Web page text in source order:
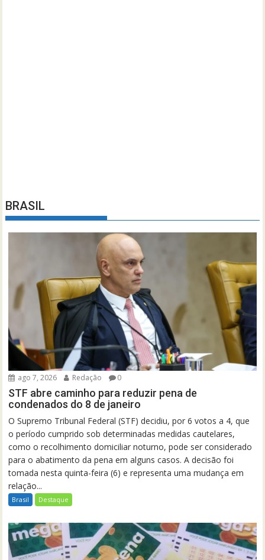
BRASIL
ago 7, 2026 Redação 0
STF abre caminho para reduzir pena de
condenados do 8 de janeiro
O Supremo Tribunal Federal (STF) decidiu, por 6 votos a 4, que
o período cumprido sob determinadas medidas cautelares,
como o recolhimento domiciliar noturno, pode ser considerado
para o abatimento da pena em alguns casos. A decisão foi
tomada nesta quinta-feira (6) e representa uma mudança em
relação...
Brasil Destaque